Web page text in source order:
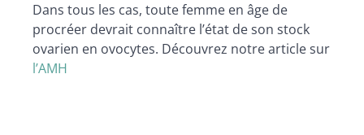
Dans tous les cas, toute femme en âge de
procréer devrait connaître l’état de son stock
ovarien en ovocytes. Découvrez notre article sur
l’AMH